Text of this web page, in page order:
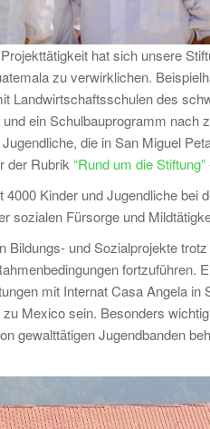
hat sich unsere
zu verwirklichen.
Landwirtschaftsschulen des
ein Schulbauprogramm
die in San Miguel
der Rubrik “Rund um die
Kinder und Jugendliche bei
sozialen Fürsorge und
und Sozialprojekte
fortzuführen.
mit Internat Casa Angela
Mexico sein. Besonders
gewalttätigen Jugendbanden